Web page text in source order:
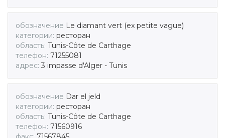
обозначение Le diamant vert (ex petite vague)
категории: ресторан
область: Tunis-Côte de Carthage
телефон: 71255081
адрес: 3 impasse d'Alger - Tunis
обозначение Dar el jeld
категории: ресторан
область: Tunis-Côte de Carthage
телефон: 71560916